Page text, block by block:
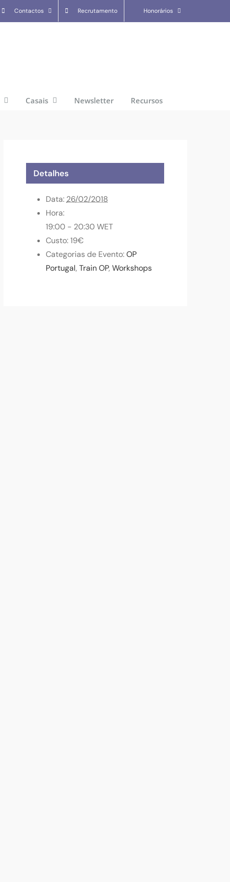
Contactos Recrutamento Honorários
Casais Newsletter Recursos
Detalhes
Data: 26/02/2018
Hora:
19:00 - 20:30WET
Custo: 19€
Categorias de Evento: OP
Portugal,Train OP,Workshops